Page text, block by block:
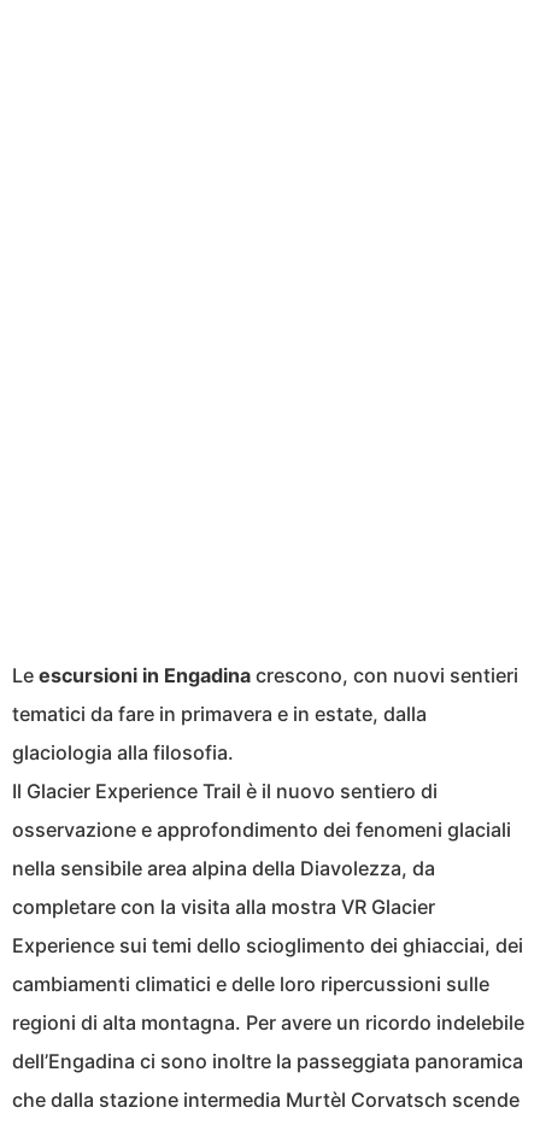
Le escursioni in Engadina crescono, con nuovi sentieri
tematici da fare in primavera e in estate, dalla
glaciologia alla filosofia.
Il Glacier Experience Trail è il nuovo sentiero di
osservazione e approfondimento dei fenomeni glaciali
nella sensibile area alpina della Diavolezza, da
completare con la visita alla mostra VR Glacier
Experience sui temi dello scioglimento dei ghiacciai, dei
cambiamenti climatici e delle loro ripercussioni sulle
regioni di alta montagna. Per avere un ricordo indelebile
dell’Engadina ci sono inoltre la passeggiata panoramica
che dalla stazione intermedia Murtèl Corvatsch scende